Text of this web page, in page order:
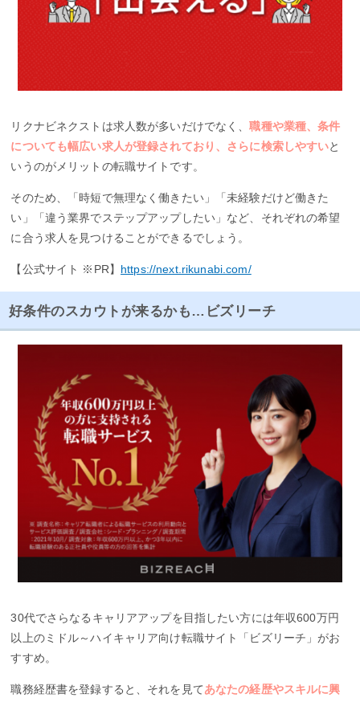
リクナビネクストは求人数が多いだけでなく、職種や業種、条件
についても幅広い求人が登録されており、さらに検索しやすいと
いうのがメリットの転職サイトです。
そのため、「時短で無理なく働きたい」「未経験だけど働きた
い」「違う業界でステップアップしたい」など、それぞれの希望
に合う求人を見つけることができるでしょう。
【公式サイト ※PR】 https://next.rikunabi.com/
好条件のスカウトが来るかも…ビズリーチ
30代でさらなるキャリアアップを目指したい方には年収600万円
以上のミドル～ハイキャリア向け転職サイト「ビズリーチ」がお
すすめ。
職務経歴書を登録すると、それを見てあなたの経歴やスキルに興